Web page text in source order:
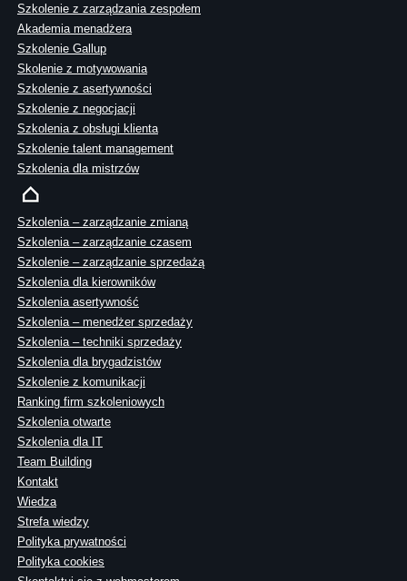
Szkolenie z zarządzania zespołem
Akademia menadżera
Szkolenie Gallup
Skolenie z motywowania
Szkolenie z asertywności
Szkolenie z negocjacji
Szkolenia z obsługi klienta
Szkolenie talent management
Szkolenia dla mistrzów
Szkolenia – zarządzanie zmianą
Szkolenia – zarządzanie czasem
Szkolenie – zarządzanie sprzedażą
Szkolenia dla kierowników
Szkolenia asertywność
Szkolenia – menedżer sprzedaży
Szkolenia – techniki sprzedaży
Szkolenia dla brygadzistów
Szkolenie z komunikacji
Ranking firm szkoleniowych
Szkolenia otwarte
Szkolenia dla IT
Team Building
Kontakt
Wiedza
Strefa wiedzy
Polityka prywatności
Polityka cookies